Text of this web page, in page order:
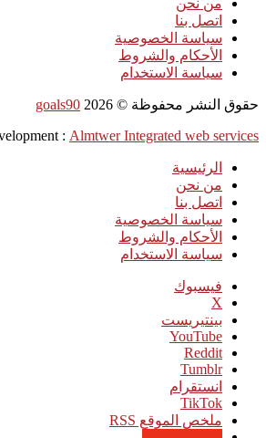
من نحن
اتصل بنا
سياسة الخصوصية
الأحكام والشروط
سياسة الاستخدام
حقوق النشر محفوظة © goals90 2026
: Almtwer Integrated web services
الرئيسية
من نحن
اتصل بنا
سياسة الخصوصية
الأحكام والشروط
سياسة الاستخدام
فيسبوك
‫X
بينتيريست
‫YouTube
انستقرام
‫TikTok
ملخص الموقع RSS